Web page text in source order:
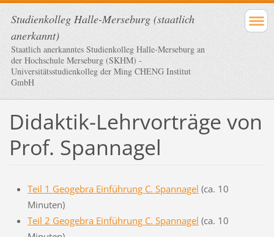
Studienkolleg Halle-Merseburg (staatlich
anerkannt)
Staatlich anerkanntes Studienkolleg Halle-Merseburg an
der Hochschule Merseburg (SKHM) -
Universitätsstudienkolleg der Ming CHENG Institut
GmbH
Didaktik-Lehrvorträge von
Prof. Spannagel
Teil 1 Geogebra Einführung C. Spannagel (ca. 10
Minuten)
Teil 2 Geogebra Einführung C. Spannagel (ca. 10